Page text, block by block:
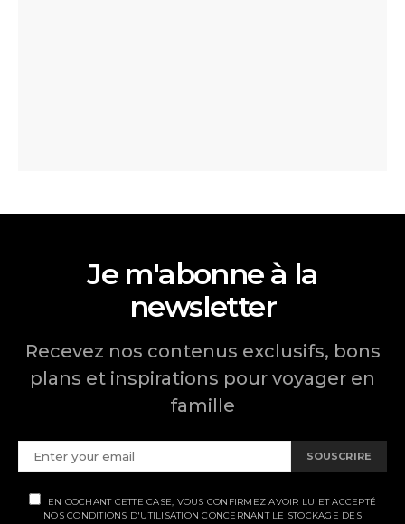
Je m'abonne à la
newsletter
Recevez nos contenus exclusifs, bons
plans et inspirations pour voyager en
famille
SOUSCRIRE
EN COCHANT CETTE CASE, VOUS CONFIRMEZ AVOIR LU ET ACCEPTÉ
NOS CONDITIONS D'UTILISATION CONCERNANT LE STOCKAGE DES